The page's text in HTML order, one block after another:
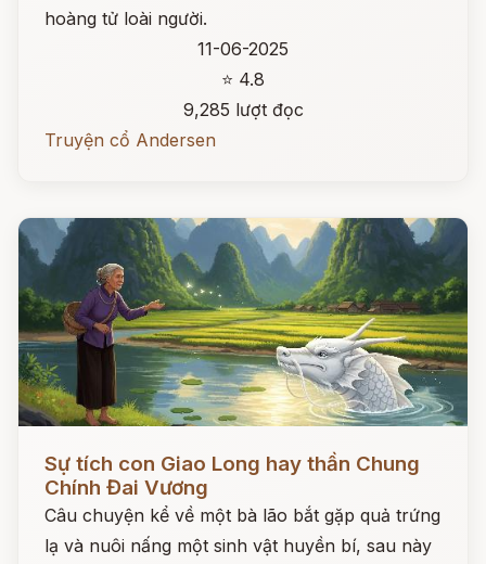
hoàng tử loài người.
11-06-2025
⭐ 4.8
9,285 lượt đọc
Truyện cổ Andersen
Sự tích con Giao Long hay thần Chung
Chính Đai Vương
Câu chuyện kể về một bà lão bắt gặp quả trứng
lạ và nuôi nấng một sinh vật huyền bí, sau này